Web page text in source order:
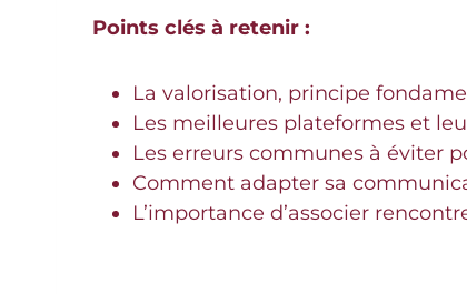
Points clés à retenir :
La valorisation, principe
Les meilleures plateformes et
Les erreurs communes à éviter
Comment adapter sa
L’importance d’associer